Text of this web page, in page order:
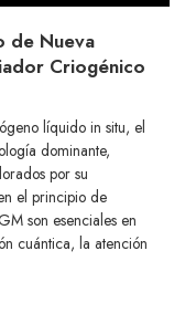
de Nueva
Criogénico
líquido in situ, el
dominante,
por su
el principio de
son esenciales en
cuántica, la atención